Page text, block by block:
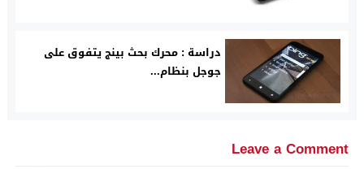
دراسة : محرك بحث بينج يتفوق على
جوجل بنظام...
Leave a Comment